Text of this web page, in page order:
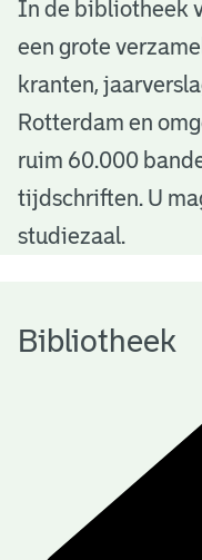
B
b
o
h
In de bibliotheek
een grote
kranten,
Rotterdam en
ruim 60.000
tijdschriften. U
studiezaal.
Bibliotheek